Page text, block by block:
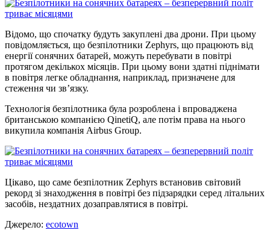
Відомо, що спочатку будуть закуплені два дрони. При цьому
повідомляється, що безпілотники Zephyrs, що працюють від
енергії сонячних батарей, можуть перебувати в повітрі
протягом декількох місяців. При цьому вони здатні піднімати
в повітря легке обладнання, наприклад, призначене для
стеження чи зв’язку.
Технологія безпілотника була розроблена і впроваджена
британською компанією QinetiQ, але потім права на нього
викупила компанія Airbus Group.
Цікаво, що саме безпілотник Zephyrs встановив світовий
рекорд зі знаходження в повітрі без підзарядки серед літальних
засобів, нездатних дозаправлятися в повітрі.
Джерело: ecotown